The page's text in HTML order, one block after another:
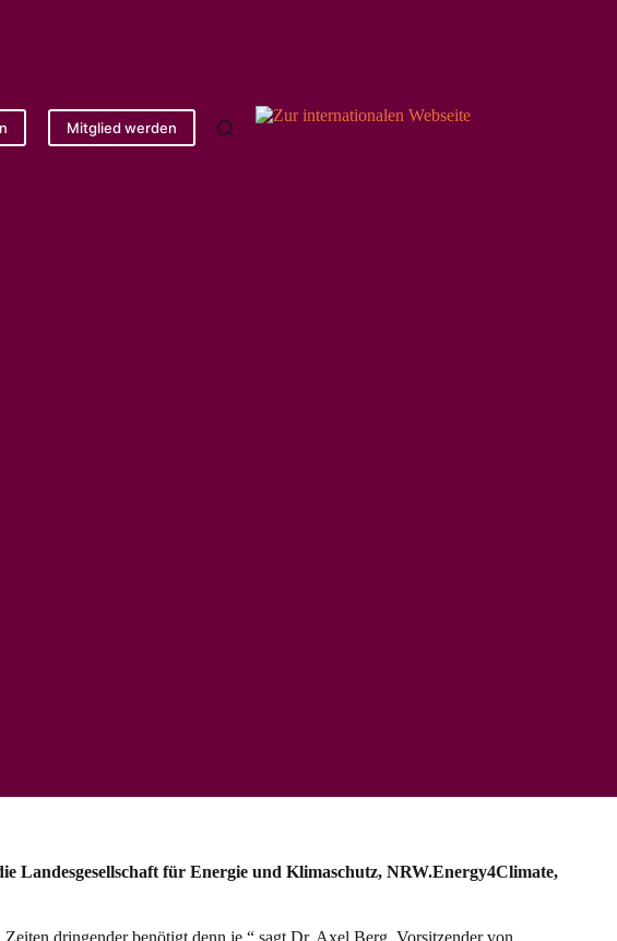
Mitglied werden
Landesgesellschaft für Energie und Klimaschutz, NRW.Energy4Climate,
dringender benötigt denn je,“ sagt Dr. Axel Berg, Vorsitzender von